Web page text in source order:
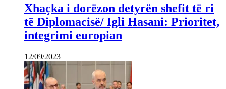
Xhaçka i dorëzon detyrën shefit të ri
të Diplomacisë/ Igli Hasani: Prioritet,
integrimi europian
12/09/2023